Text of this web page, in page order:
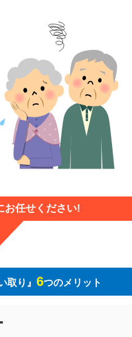
お任せください!
取り』 6つのメリット